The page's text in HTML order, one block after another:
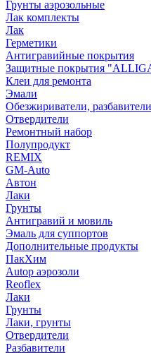
Грунты аэрозольные
Лак комплекты
Лак
Герметики
Антигравийные покрытия
Защитные покрытия
Клеи для ремонта
Эмали
Обезжириватели, разбавители
Отвердители
Ремонтный набор
Полупродукт
REMIX
GM-Auto
Автон
Лаки
Грунты
Антигравий и мовиль
Эмаль для суппортов
Дополнительные продукты
ПакХим
Autop аэрозоли
Reoflex
Лаки
Грунты
Лаки, грунты
Отвердители
Разбавители